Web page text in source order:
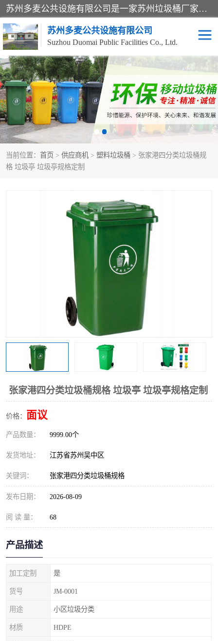
苏州多麦公共设施有限公司是一家苏州垃圾桶厂家，主营：塑料垃圾桶、分类果皮箱、户外园林椅、保安岗亭等产品厂家。全国统一热线电话：17105580222。公司组建完善的团队。设计人员，能根据客户要求，提供适合的设计方案，来满足客户的需求。
苏州多麦公共设施有限公司
Suzhou Duomai Public Facilities Co., Ltd.
当前位置： 首页 > 供应商机 > 塑料垃圾桶 > 张家港四分类垃圾桶规
格 垃圾亭 垃圾亭规格定制
张家港四分类垃圾桶规格 垃圾亭 垃圾亭规格定制
价格： 面议
产品数量： 9999.00个
发货地址： 江苏省苏州吴中区
关键词： 张家港四分类垃圾桶规格
发布日期： 2026-08-09
阅 读 量： 68
产品描述
加工定制 是
货号 JM-0001
用途 小区垃圾分类
材质 HDPE
办公室脚踩垃圾桶 保安岗亭
分类果皮箱 公园椅
垃圾分类房 塑料垃圾桶
防疫岗亭 吸烟岗亭